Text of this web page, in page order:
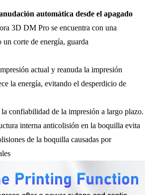
automática desde el apagado
3D DM Pro se encuentra con una
un corte de energía, guarda
actual y reanuda la impresión
la energía, evitando el desperdicio de
confiabilidad de la impresión a largo plazo.
interna anticolisión en la boquilla evita
de la boquilla causadas por